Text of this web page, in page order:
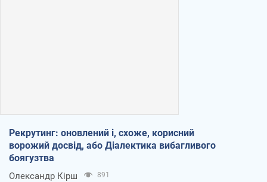
Рекрутинг: оновлений і, схоже, корисний
ворожий досвід, або Діалектика вибагливого
боягузтва
Олександр Кірш 891